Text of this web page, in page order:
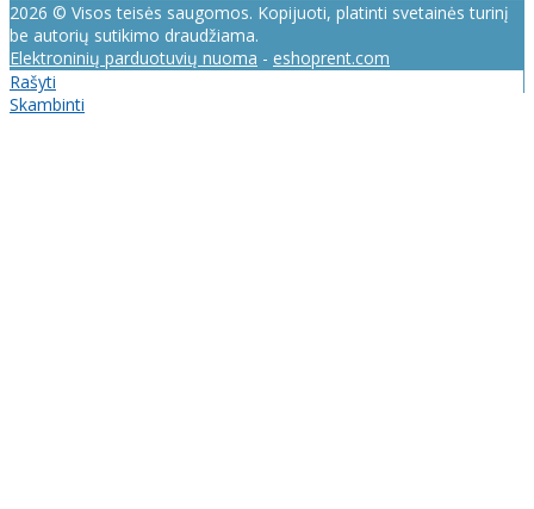
2026 © Visos teisės saugomos. Kopijuoti, platinti svetainės turinį
be autorių sutikimo draudžiama.
Elektroninių parduotuvių nuoma - eshoprent.com
Rašyti
Skambinti